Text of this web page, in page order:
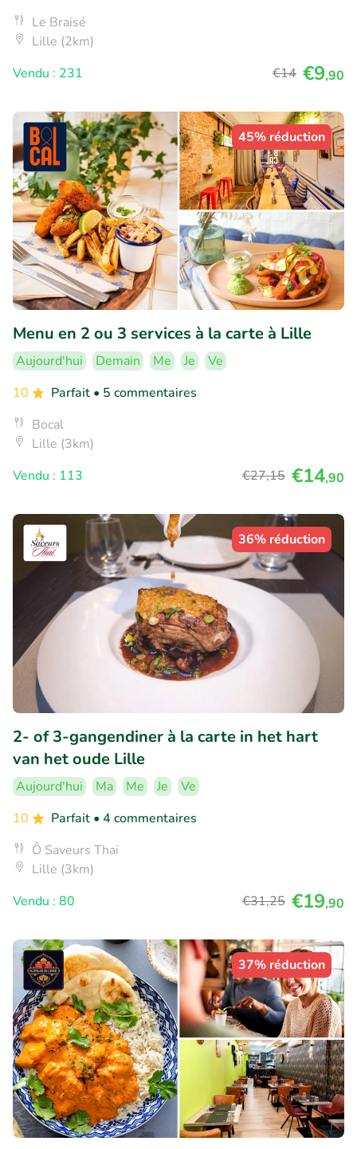
Le Braisé
Lille (2km)
Vendu : 231
€14 €9,90
45% réduction
Menu en 2 ou 3 services à la carte à Lille
Aujourd'hui Demain Me Je
Ve
10
Parfait • 5 commentaires
Bocal
Lille (3km)
Vendu : 113
€27,15 €14,90
36% réduction
2- of 3-gangendiner à la carte in het hart
van het oude Lille
Aujourd'hui Ma Me Je
Ve
10
Parfait • 4 commentaires
Ô Saveurs Thaï
Lille (3km)
Vendu : 80
€31,25 €19,90
37% réduction